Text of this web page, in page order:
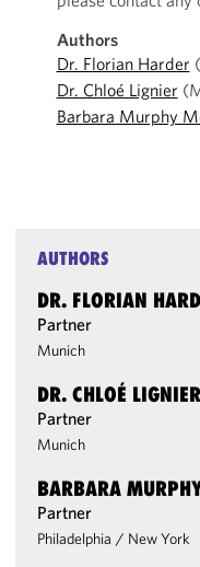
Authors
Dr. Florian Harder
Dr. Chloé Lignier
Barbara Murphy
AUTHORS
DR. FLORIAN
Partner
Munich
DR. CHLOÉ LIGNIER
Partner
Munich
BARBARA
Partner
Philadelphia / New York